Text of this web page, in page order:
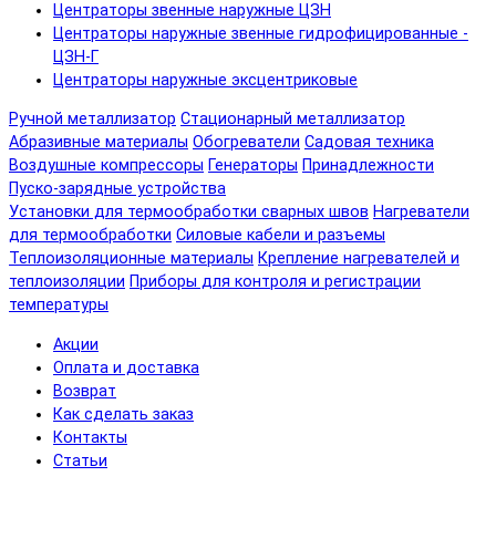
Центраторы звенные наружные ЦЗН
Центраторы наружные звенные гидрофицированные -
ЦЗН-Г
Центраторы наружные эксцентриковые
Ручной металлизатор Стационарный металлизатор
Абразивные материалы Обогреватели Садовая техника
Воздушные компрессоры Генераторы Принадлежности
Пуско-зарядные устройства
Установки для термообработки сварных швов Нагреватели
для термообработки Силовые кабели и разъемы
Теплоизоляционные материалы Крепление нагревателей и
теплоизоляции Приборы для контроля и регистрации
температуры
Акции
Оплата и доставка
Возврат
Как сделать заказ
Контакты
Статьи